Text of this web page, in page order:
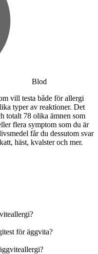
Blod
vill testa både för allergi
typer av reaktioner. Det
totalt 78 olika ämnen som
flera symptom som du är
får du dessutom svar
häst, kvalster och mer.
för äggvita?